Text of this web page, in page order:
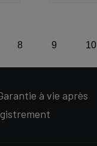
8 9 10
à vie après